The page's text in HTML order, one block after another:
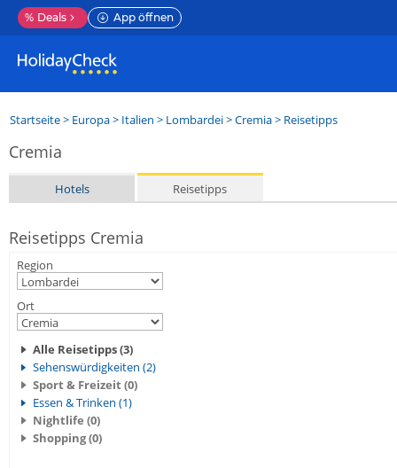
% Deals App öffnen
Startseite> Europa> Italien > Lombardei>Cremia> Reisetipps
Cremia
Hotels Reisetipps
Reisetipps Cremia
Region
Ort
Alle Reisetipps (3)
Sehenswürdigkeiten (2)
Sport & Freizeit (0)
Essen & Trinken (1)
Nightlife (0)
Shopping (0)